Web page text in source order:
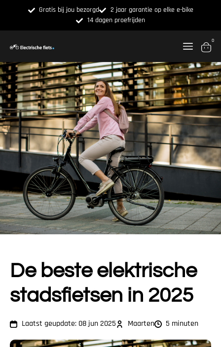
Gratis bij jou bezorgd
2 jaar garantie op elke e-bike
14 dagen proefrijden
0
De beste elektrische
stadsfietsen in 2025
Laatst geupdate: 08 jun 2025 Maarten 5 minuten